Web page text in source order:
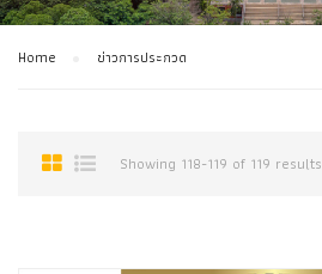
Home ข่าวการประกวด
Showing 118-119 of 119 results